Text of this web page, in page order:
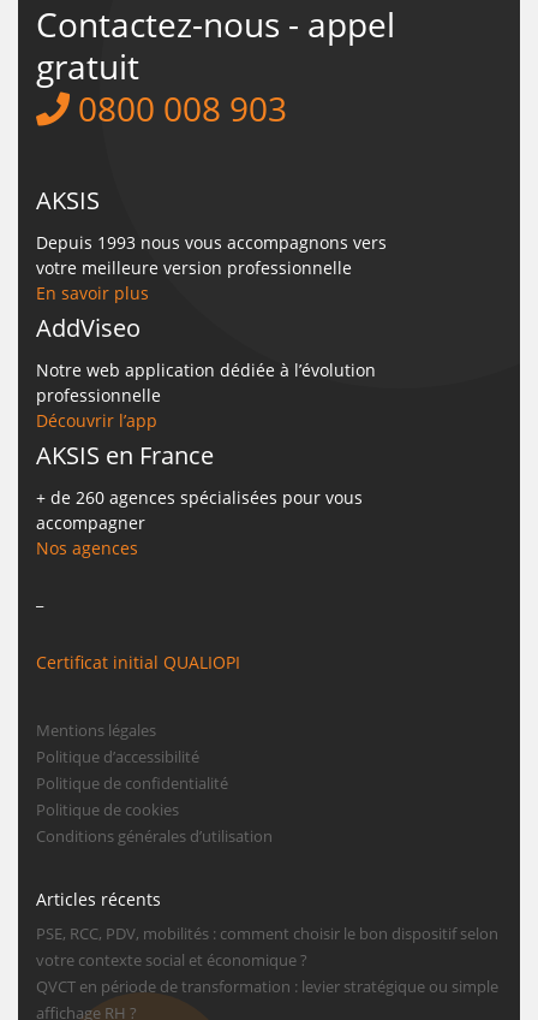
Contactez-nous - appel
gratuit
0800 008 903
AKSIS
Depuis 1993 nous vous accompagnons vers
votre meilleure version professionnelle
En savoir plus
AddViseo
Notre web application dédiée à l’évolution
professionnelle
Découvrir l’app
AKSIS en France
+ de 260 agences spécialisées pour vous
accompagner
Nos agences
Certificat initial QUALIOPI
Mentions légales
Politique d’accessibilité
Politique de confidentialité
Politique de cookies
Conditions générales d’utilisation
Articles récents
PSE, RCC, PDV, mobilités : comment choisir le bon dispositif selon
votre contexte social et économique ?
QVCT en période de transformation : levier stratégique ou simple
affichage RH ?